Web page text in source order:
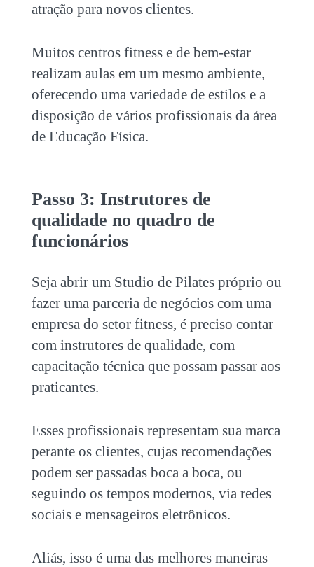
atração para novos clientes.
Muitos centros fitness e de bem-estar
realizam aulas em um mesmo ambiente,
oferecendo uma variedade de estilos e a
disposição de vários profissionais da área
de Educação Física.
Passo 3: Instrutores de
qualidade no quadro de
funcionários
Seja abrir um Studio de Pilatespróprio ou
fazer uma parceria de negócios com uma
empresa do setor fitness, é preciso contar
com instrutores de qualidade, com
capacitação técnica que possam passar aos
praticantes.
Esses profissionais representam sua marca
perante os clientes, cujas recomendações
podem ser passadas boca a boca, ou
seguindo os tempos modernos, via redes
sociais e mensageiros eletrônicos.
Aliás, isso é uma das melhores maneiras